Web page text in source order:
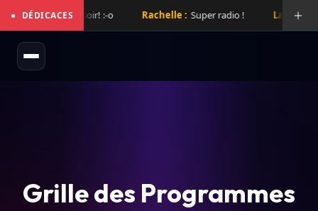
● DÉDICACES
de folie hier soir! :-o Rachelle : Super radio ! Laurent :
Grille des Programmes